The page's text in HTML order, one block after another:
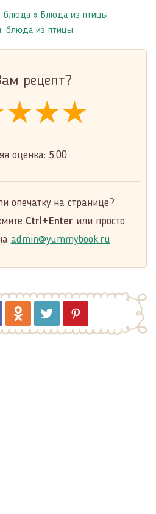
блюда » Блюда из птицы
, блюда из птицы
рецепт?
оценка: 5.00
опечатку на странице?
Ctrl+Enter или просто
admin@yummybook.ru